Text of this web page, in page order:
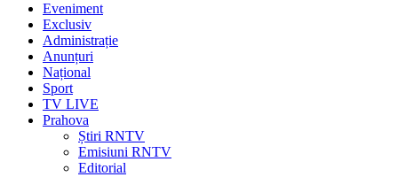
Eveniment
Exclusiv
Administrație
Anunțuri
Național
Sport
TV LIVE
Prahova
Știri RNTV
Emisiuni RNTV
Editorial